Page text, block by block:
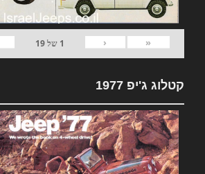
«
‹
1 של19
קטלוג ג'יפ 1977